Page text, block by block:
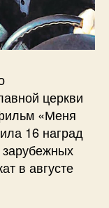
церкви
«Меня
16 наград
в августе